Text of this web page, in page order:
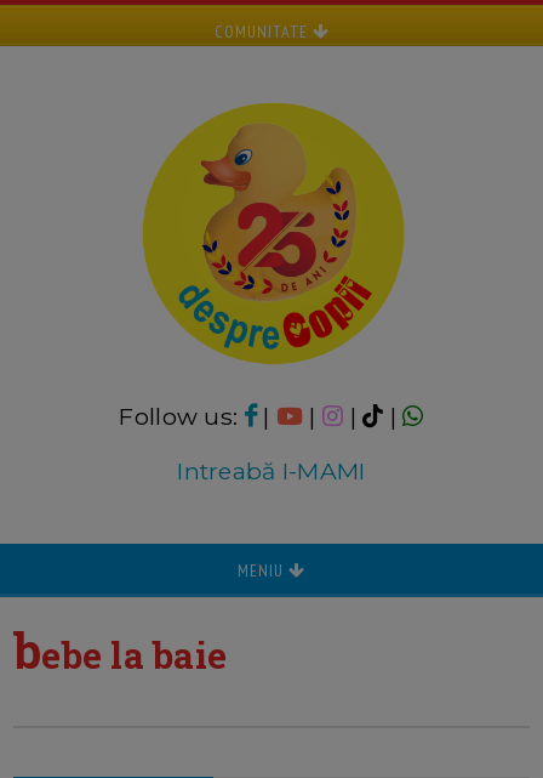
COMUNITATE
Follow us: | | |
|
Intreabă I-MAMI
MENIU
bebe la baie